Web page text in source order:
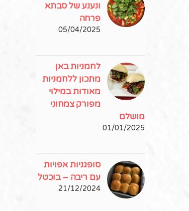
ונענע של סבתא
פרחה
05/04/2025
לחמניות באן
מתכון ללחמניות
מאודות במילוי
מפורק צמחוני
מושלם
01/01/2025
סופגניות אפויות
עם ריבה – בוכטל
21/12/2024